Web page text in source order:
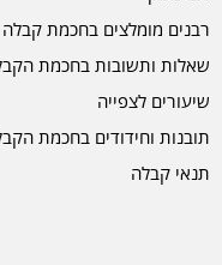
רבנים מומלצים בחכמת קבלה
שאלות ותשובות בחכמת
שיעורים לצפייה
תובנות וחידודים בחכמת
תנאי קבלה